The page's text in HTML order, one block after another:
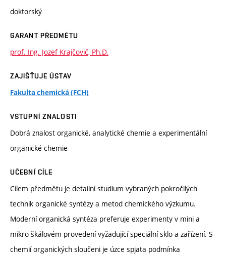
doktorský
GARANT PŘEDMĚTU
prof. Ing. Jozef Krajčovič, Ph.D.
ZAJIŠŤUJE ÚSTAV
Fakulta chemická (FCH)
VSTUPNÍ ZNALOSTI
Dobrá znalost organické, analytické chemie a experimentální
organické chemie
UČEBNÍ CÍLE
Cílem předmětu je detailní studium vybraných pokročilých
technik organické syntézy a metod chemického výzkumu.
Moderní organická syntéza preferuje experimenty v mini a
mikro škálovém provedení vyžadující speciální sklo a zařízení. S
chemií organických sloučeni je úzce spjata podmínka